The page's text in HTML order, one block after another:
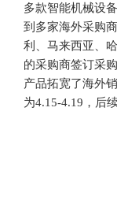
多款智能机械设
到多家海外采购
利、马来西亚、
的采购商签订采
产品拓宽了海外
为4.15-4.19，后